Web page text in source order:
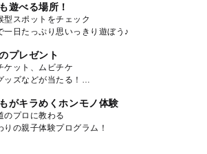
遊べる場所！
型スポットをチェック
一日たっぷり思いっきり遊ぼう♪
プレゼント
ケット、ムビチケ
ッズなどが当たる！
がキラめくホンモノ体験
のプロに教わる
りの親子体験プログラム！